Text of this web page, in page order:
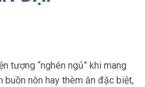
tượng “nghén ngủ” khi mang
buồn nôn hay thèm ăn đặc biệt,